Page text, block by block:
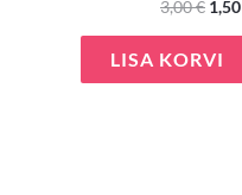
3,00€ 1,50
LISA KORVI